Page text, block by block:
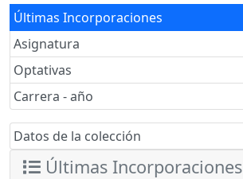
Últimas Incorporaciones
Asignatura
Optativas
Carrera - año
Datos de la colección
Últimas Incorporaciones